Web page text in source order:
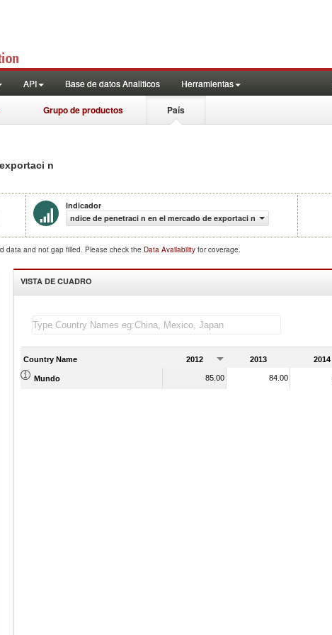
API Base de datos Analiticos Herramientas
Grupo de productos País
n
Indicador
ndice de penetraci n en el mercado de exportaci n
data and not gap filled. Please check the Data Availability for coverage.
VISTA DE CUADRO
Country Name 2012 2013 2014
Mundo 85.00 84.00